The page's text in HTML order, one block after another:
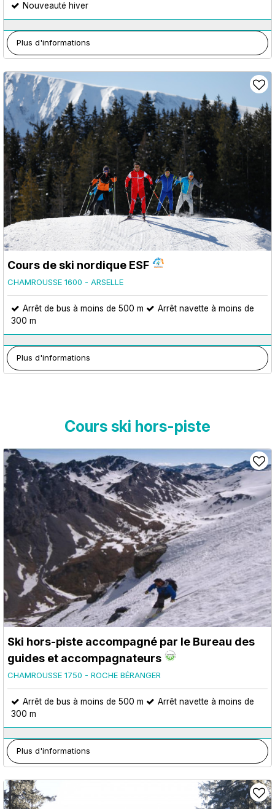
Nouveauté hiver
Plus d'informations
Cours de ski nordique ESF
CHAMROUSSE 1600 - ARSELLE
Arrêt de bus à moins de 500 m
Arrêt navette à moins de
300 m
Plus d'informations
Cours ski hors-piste
Ski hors-piste accompagné par le Bureau des
guides et accompagnateurs
CHAMROUSSE 1750 - ROCHE BÉRANGER
Arrêt de bus à moins de 500 m
Arrêt navette à moins de
300 m
Plus d'informations